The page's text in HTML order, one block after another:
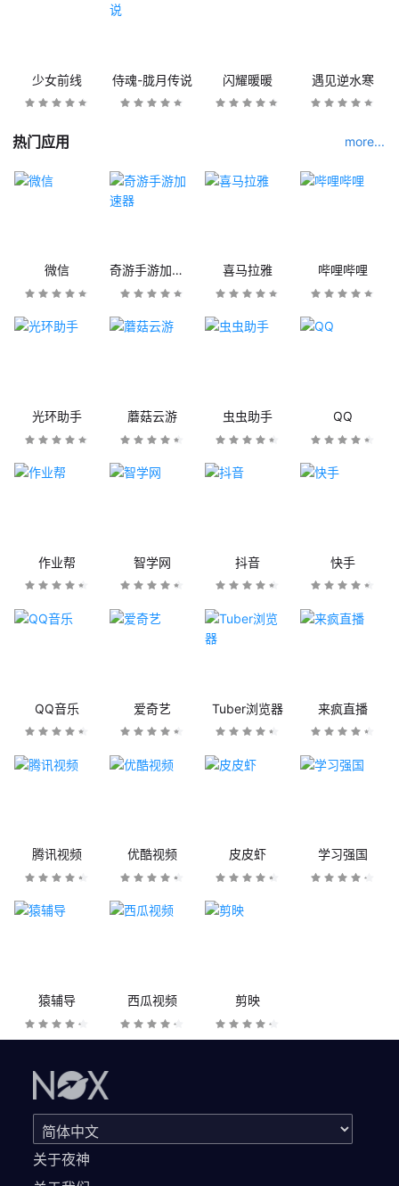
少女前线 侍魂-胧月传说 闪耀暖暖 遇见逆水寒
热门应用 more...
微信 奇游手游加速器 喜马拉雅 哔哩哔哩
光环助手 蘑菇云游 虫虫助手 QQ
作业帮 智学网 抖音 快手
QQ音乐 爱奇艺 Tuber浏览器 来疯直播
腾讯视频 优酷视频 皮皮虾 学习强国
猿辅导 西瓜视频 剪映
关于夜神